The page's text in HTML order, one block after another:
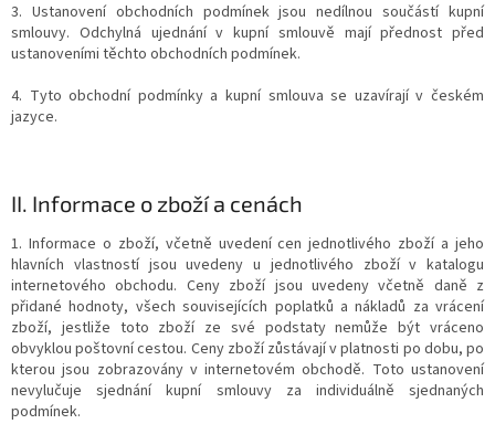
3. Ustanovení obchodních podmínek jsou nedílnou součástí kupní
smlouvy. Odchylná ujednání v kupní smlouvě mají přednost před
ustanoveními těchto obchodních podmínek.
4. Tyto obchodní podmínky a kupní smlouva se uzavírají v českém
jazyce.
II. Informace o zboží a cenách
1. Informace o zboží, včetně uvedení cen jednotlivého zboží a jeho
hlavních vlastností jsou uvedeny u jednotlivého zboží v katalogu
internetového obchodu. Ceny zboží jsou uvedeny včetně daně z
přidané hodnoty, všech souvisejících poplatků a nákladů za vrácení
zboží, jestliže toto zboží ze své podstaty nemůže být vráceno
obvyklou poštovní cestou. Ceny zboží zůstávají v platnosti po dobu, po
kterou jsou zobrazovány v internetovém obchodě. Toto ustanovení
nevylučuje sjednání kupní smlouvy za individuálně sjednaných
podmínek.